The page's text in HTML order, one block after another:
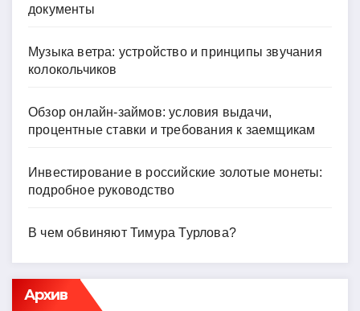
документы
Музыка ветра: устройство и принципы звучания
колокольчиков
Обзор онлайн-займов: условия выдачи,
процентные ставки и требования к заемщикам
Инвестирование в российские золотые монеты:
подробное руководство
В чем обвиняют Тимура Турлова?
Архив